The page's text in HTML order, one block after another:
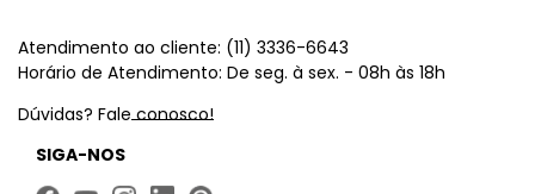
Atendimento ao cliente: (11) 3336-6643
Horário de Atendimento: De seg. à sex. - 08h às 18h
Dúvidas? Fale conosco!
SIGA-NOS